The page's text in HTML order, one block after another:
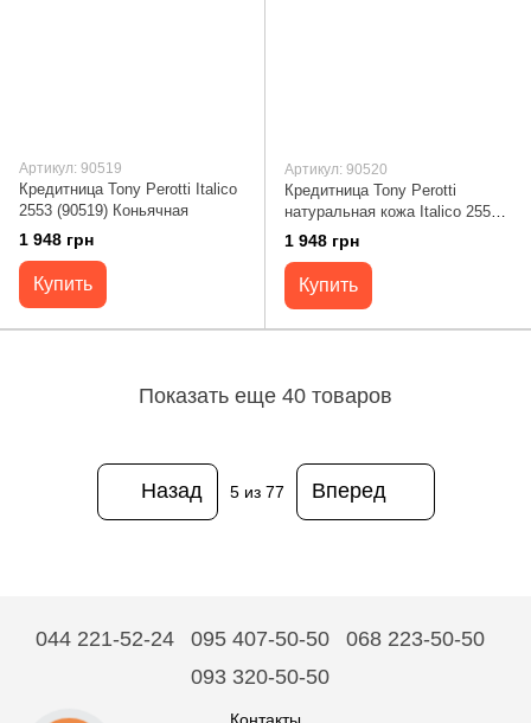
Артикул: 90519
Кредитница Tony Perotti Italico
2553 (90519) Коньячная
1 948 грн
Купить
Артикул: 90520
Кредитница Tony Perotti
натуральная кожа Italico 2553
moro (90520) Коричневая
1 948 грн
Купить
Показать еще 40 товаров
Назад 5из 77 Вперед
044 221-52-24 095 407-50-50
068 223-50-50
093 320-50-50